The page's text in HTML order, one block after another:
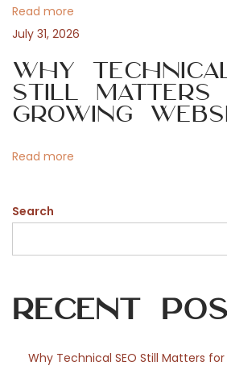
t
i
o
n
Y
o
H
o
e
d
f
Read more
July 31, 2026
Why
Still Matters
Growing
Read more
Search
Recent
Why Technical SEO Still Matters